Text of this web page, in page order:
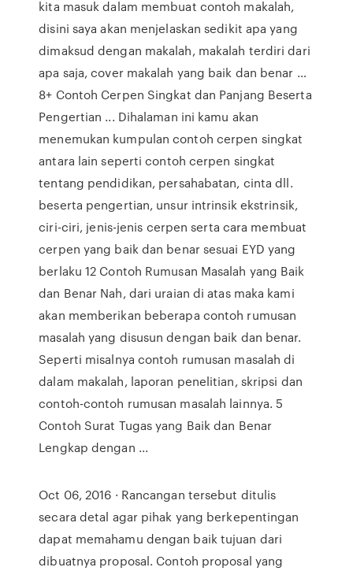
kita masuk dalam membuat contoh makalah,
disini saya akan menjelaskan sedikit apa yang
dimaksud dengan makalah, makalah terdiri dari
apa saja, cover makalah yang baik dan benar …
8+ Contoh Cerpen Singkat dan Panjang Beserta
Pengertian ... Dihalaman ini kamu akan
menemukan kumpulan contoh cerpen singkat
antara lain seperti contoh cerpen singkat
tentang pendidikan, persahabatan, cinta dll.
beserta pengertian, unsur intrinsik ekstrinsik,
ciri-ciri, jenis-jenis cerpen serta cara membuat
cerpen yang baik dan benar sesuai EYD yang
berlaku 12 Contoh Rumusan Masalah yang Baik
dan Benar Nah, dari uraian di atas maka kami
akan memberikan beberapa contoh rumusan
masalah yang disusun dengan baik dan benar.
Seperti misalnya contoh rumusan masalah di
dalam makalah, laporan penelitian, skripsi dan
contoh-contoh rumusan masalah lainnya. 5
Contoh Surat Tugas yang Baik dan Benar
Lengkap dengan ...
Oct 06, 2016 · Rancangan tersebut ditulis
secara detal agar pihak yang berkepentingan
dapat memahamu dengan baik tujuan dari
dibuatnya proposal. Contoh proposal yang